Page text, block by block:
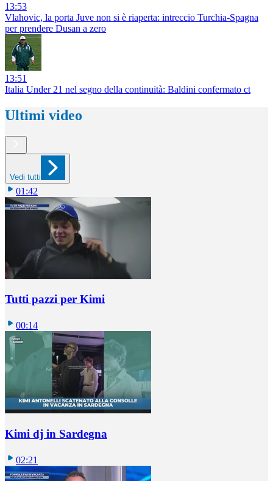
13:53
Vlahovic, la porta Juve non si è riaperta: intreccio Turchia-Spagna
per prendere Dusan a zero
13:51
Italia Under 21 nel segno della continuità: Baldini confermato ct
Ultimi video
Vedi tutti
01:42
Tutti pazzi per Kimi
00:14
Kimi dj in Sardegna
02:21